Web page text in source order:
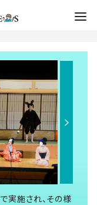
実施され、その様